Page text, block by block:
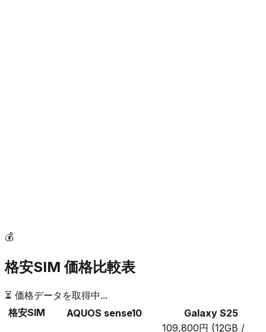
💰
格安SIM 価格比較表
⏳ 価格データを取得中...
格安SIM
AQUOS sense10 Galaxy S25
109,800円 (12GB /